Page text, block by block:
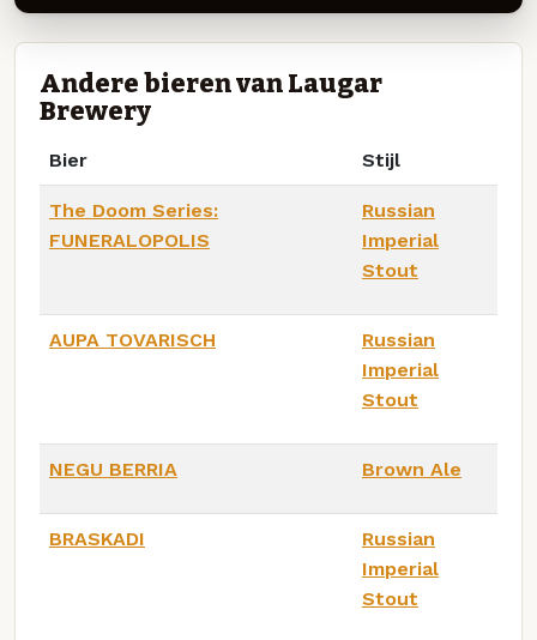
Andere bieren van Laugar
Brewery
Bier Stijl
The Doom Series:
FUNERALOPOLIS
Russian
Imperial
Stout
AUPA TOVARISCH
Russian
Imperial
Stout
NEGU BERRIA Brown Ale
BRASKADI
Russian
Imperial
Stout